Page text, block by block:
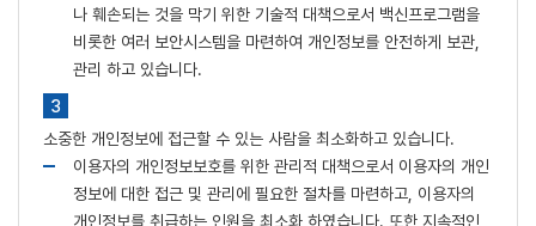
나 훼손되는 것을 막기 위한 기술적 대책으로서 백신프로그램을
비롯한 여러 보안시스템을 마련하여 개인정보를 안전하게 보관,
관리 하고 있습니다.
소중한 개인정보에 접근할 수 있는 사람을 최소화하고 있습니다.
이용자의 개인정보보호를 위한 관리적 대책으로서 이용자의 개인
정보에 대한 접근 및 관리에 필요한 절차를 마련하고, 이용자의
개인정보를 취급하는 인원을 최소화 하였습니다. 또한 지속적인